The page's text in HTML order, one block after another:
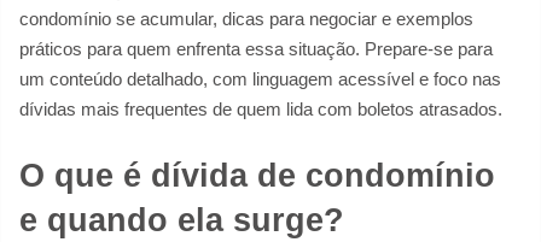
condomínio se acumular, dicas para negociar e exemplos
práticos para quem enfrenta essa situação. Prepare-se para
um conteúdo detalhado, com linguagem acessível e foco nas
dívidas mais frequentes de quem lida com boletos atrasados.
O que é dívida de condomínio
e quando ela surge?